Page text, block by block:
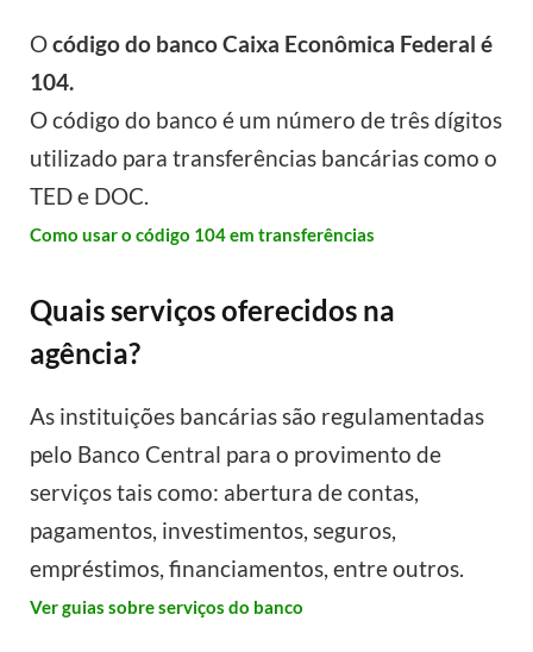
Ocódigo do banco Caixa Econômica Federal é
104.
O código do banco é um número de três dígitos
utilizado para transferências bancárias como o
TED e DOC.
Como usar o código 104 em transferências
Quais serviços oferecidos na
agência?
As instituições bancárias são regulamentadas
pelo Banco Central para o provimento de
serviços tais como: abertura de contas,
pagamentos, investimentos, seguros,
empréstimos, financiamentos, entre outros.
Ver guias sobre serviços do banco